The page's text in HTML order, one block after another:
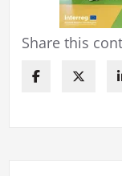
Share this